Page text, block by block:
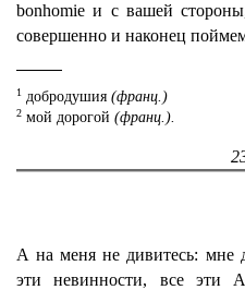
bonhomie и с вашей
совершенно и наконец
1 добродушия (франц.)
2 мой дорогой (франц.).
А на меня не дивитесь: мне
эти невинности, все эти